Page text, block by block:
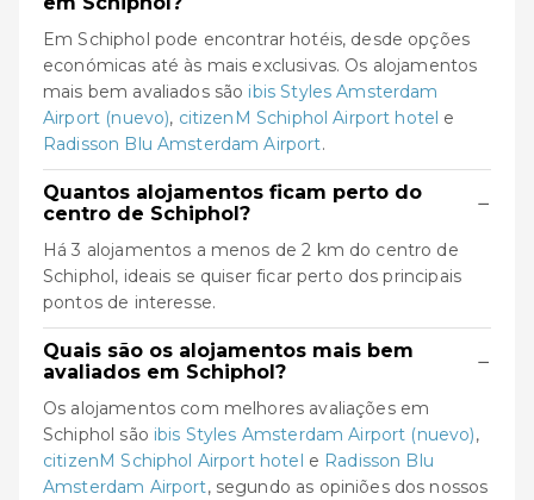
Em Schiphol pode encontrar hotéis, desde opções
económicas até às mais exclusivas. Os alojamentos
mais bem avaliados são ibis Styles Amsterdam
Airport (nuevo), citizenM Schiphol Airport hotel e
Radisson Blu Amsterdam Airport.
Quantos alojamentos ficam perto do
centro de Schiphol?
−
Há 3 alojamentos a menos de 2 km do centro de
Schiphol, ideais se quiser ficar perto dos principais
pontos de interesse.
Quais são os alojamentos mais bem
avaliados em Schiphol?
−
Os alojamentos com melhores avaliações em
Schiphol são ibis Styles Amsterdam Airport (nuevo),
citizenM Schiphol Airport hotel e Radisson Blu
Amsterdam Airport, segundo as opiniões dos nossos